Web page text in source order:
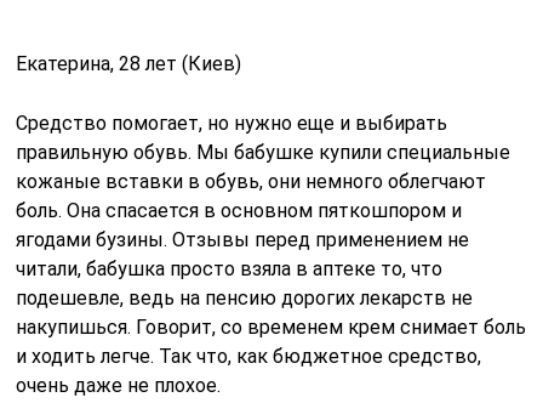
Екатерина, 28 лет (Киев)
Средство помогает, но нужно еще и выбирать
правильную обувь. Мы бабушке купили специальные
кожаные вставки в обувь, они немного облегчают
боль. Она спасается в основном пяткошпором и
ягодами бузины. Отзывы перед применением не
читали, бабушка просто взяла в аптеке то, что
подешевле, ведь на пенсию дорогих лекарств не
накупишься. Говорит, со временем крем снимает боль
и ходить легче. Так что, как бюджетное средство,
очень даже не плохое.